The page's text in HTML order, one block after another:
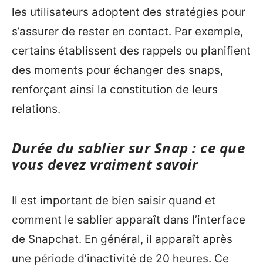
les utilisateurs adoptent des stratégies pour
s’assurer de rester en contact. Par exemple,
certains établissent des rappels ou planifient
des moments pour échanger des snaps,
renforçant ainsi la constitution de leurs
relations.
Durée du sablier sur Snap : ce que
vous devez vraiment savoir
Il est important de bien saisir quand et
comment le sablier apparaît dans l’interface
de Snapchat. En général, il apparaît après
une période d’inactivité de 20 heures. Ce